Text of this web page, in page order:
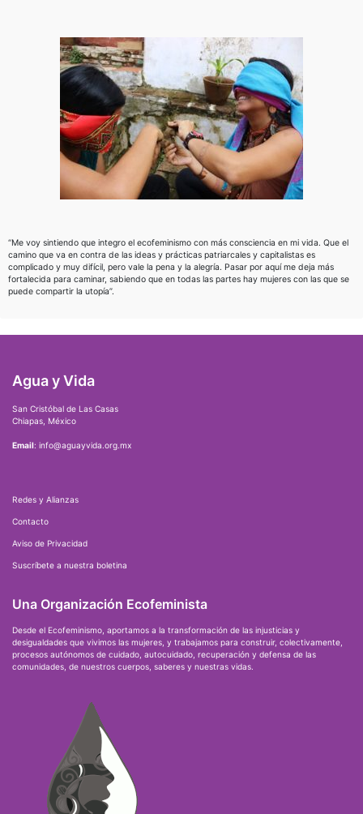
“Me voy sintiendo que integro el ecofeminismo con más consciencia en mi vida. Que el
camino que va en contra de las ideas y prácticas patriarcales y capitalistas es
complicado y muy difícil, pero vale la pena y la alegría. Pasar por aquí me deja más
fortalecida para caminar, sabiendo que en todas las partes hay mujeres con las que se
puede compartir la utopía”.
Agua y Vida
San Cristóbal de Las Casas
Chiapas, México
Email: info@aguayvida.org.mx
Redes y Alianzas
Contacto
Aviso de Privacidad
Suscríbete a nuestra boletina
Una Organización Ecofeminista
Desde el Ecofeminismo, aportamos a la transformación de las injusticias y
desigualdades que vivimos las mujeres, y trabajamos para construir, colectivamente,
procesos autónomos de cuidado, autocuidado, recuperación y defensa de las
comunidades, de nuestros cuerpos, saberes y nuestras vidas.